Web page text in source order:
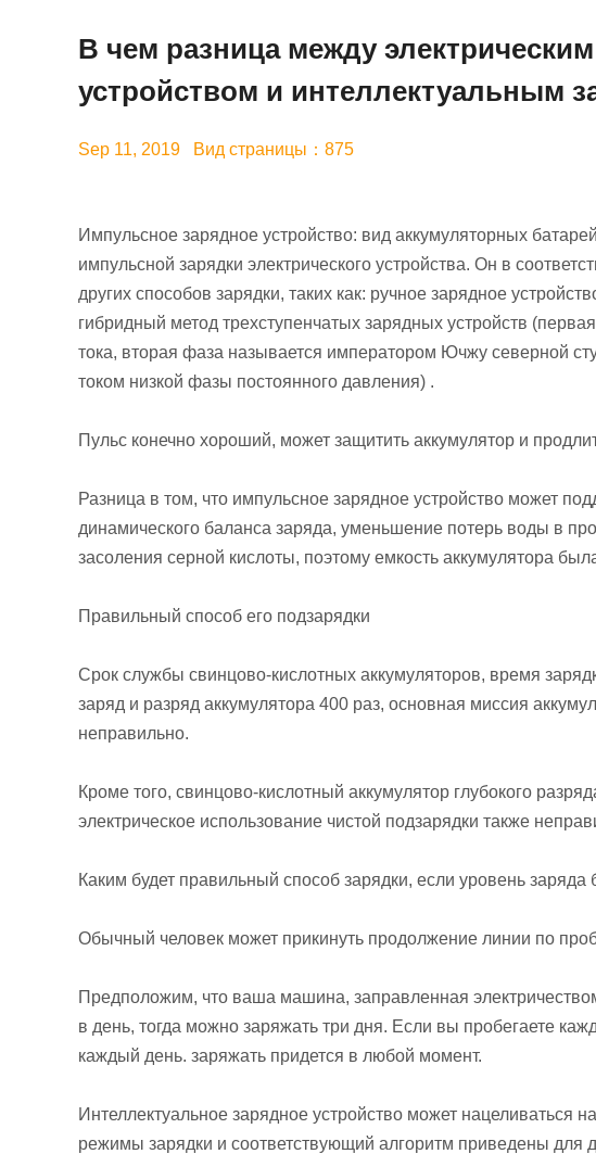
В чем разница между
устройством и интеллектуальным
Sep 11, 2019 Вид страницы：875
Импульсное зарядное устройство: вид аккумуляторных
импульсной зарядки электрического устройства. Он в
других способов зарядки, таких как: ручное зарядное
гибридный метод трехступенчатых зарядных устройств
тока, вторая фаза называется императором Ючжу северной
током низкой фазы постоянного давления) .
Пульс конечно хороший, может защитить аккумулятор и
Разница в том, что импульсное зарядное устройство может
динамического баланса заряда, уменьшение потерь воды в
засоления серной кислоты, поэтому емкость аккумулятора
Правильный способ его подзарядки
Срок службы свинцово-кислотных аккумуляторов, время
заряд и разряд аккумулятора 400 раз, основная миссия
неправильно.
Кроме того, свинцово-кислотный аккумулятор глубокого
электрическое использование чистой подзарядки также
Каким будет правильный способ зарядки, если уровень
Обычный человек может прикинуть продолжение линии по
Предположим, что ваша машина, заправленная
в день, тогда можно заряжать три дня. Если вы пробегаете
каждый день. заряжать придется в любой момент.
Интеллектуальное зарядное устройство может нацеливаться
режимы зарядки и соответствующий алгоритм приведены для